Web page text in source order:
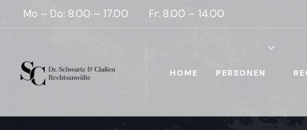
Mo – Do: 8.00 – 17.00 Fr: 8.00 – 14.00
HOME PERSONEN